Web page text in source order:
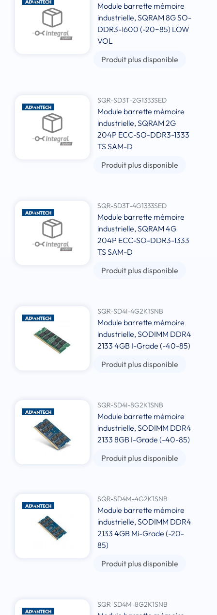
Module barrette mémoire
industrielle, SQRAM 8G SO-
DDR3-1600 (-20~85) LOW
VOL
Produit plus disponible
SQR-SD3T-2G1333SED
Module barrette mémoire
industrielle, SQRAM 2G
204P ECC-SO-DDR3-1333
TS SAM-D
Produit plus disponible
SQR-SD3T-4G1333SED
Module barrette mémoire
industrielle, SQRAM 4G
204P ECC-SO-DDR3-1333
TS SAM-D
Produit plus disponible
SQR-SD4I-4G2K1SNB
Module barrette mémoire
industrielle, SODIMM DDR4
2133 4GB I-Grade (-40-85)
Produit plus disponible
SQR-SD4I-8G2K1SNB
Module barrette mémoire
industrielle, SODIMM DDR4
2133 8GB I-Grade (-40-85)
Produit plus disponible
SQR-SD4M-4G2K1SNB
Module barrette mémoire
industrielle, SODIMM DDR4
2133 4GB Mi-Grade (-20-
85)
Produit plus disponible
SQR-SD4M-8G2K1SNB